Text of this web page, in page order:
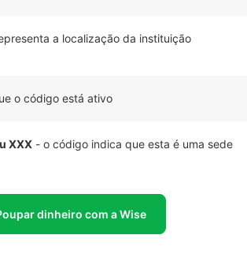
a localização da instituição
o código está ativo
XXX - o código indica que esta é uma sede
dinheiro com a Wise